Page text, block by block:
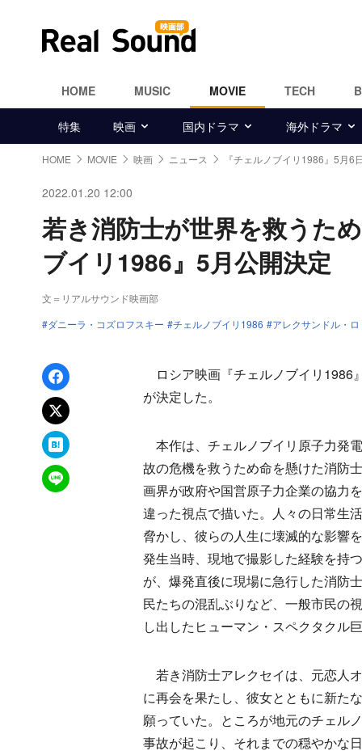
HOME MUSIC MOVIE TECH
特集 映画 国内ドラマ 海外ドラマ
HOME MOVIE 映画 ニュース 『チェルノブイリ1986』5月6
2022.01.20 12:00
若き消防士が世界を救うた
ブイリ1986』5月公開決定
文＝リアルサウンド映画部
ダニーラ・コズロフスキー
チェルノブイリ1986 アレクサンドル・
Facebookでシェア
xでポスト
はてなブックマーク
LINEで送る
ロシア映画『チェルノブイリ1986
が決定した。
本作は、チェルノブイリ原子力発
故の危機を救うため命を懸けた消防
画界が政府や国営原子力企業の協力
違った視点で描いた。人々の日常生
脅かし、彼らの人生に壊滅的な影響
発生当時、現地で撮影した経験を持
が、爆発直後に現場に急行した消防
民たちの混乱ぶりなど、一般市民の
し出したヒューマン・スペクタクル
若き消防士アレクセイは、元恋人
に再会を果たし、彼女とともに新た
願っていた。ところが地元のチェル
事故が起こり、それまでの穏やかな